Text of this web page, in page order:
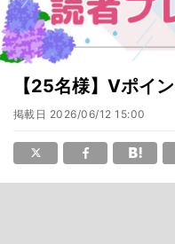
【25名様】Vポイ
掲載日 2026/06/12 15:00